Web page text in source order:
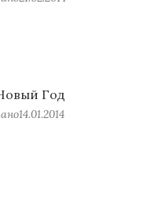
Год
14.01.2014